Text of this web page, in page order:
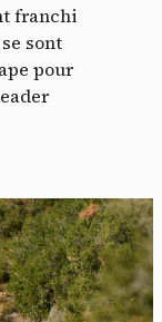
franchi
sont
pour